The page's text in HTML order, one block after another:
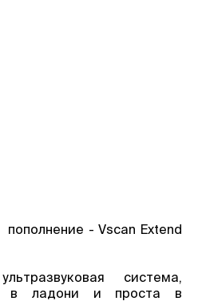
- Vscan Extend
система,
в ладони и проста в